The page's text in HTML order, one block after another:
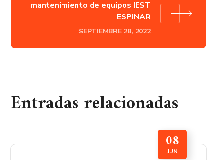
mantenimiento de equipos IEST
ESPINAR
SEPTIEMBRE 28, 2022
Entradas relacionadas
08
JUN